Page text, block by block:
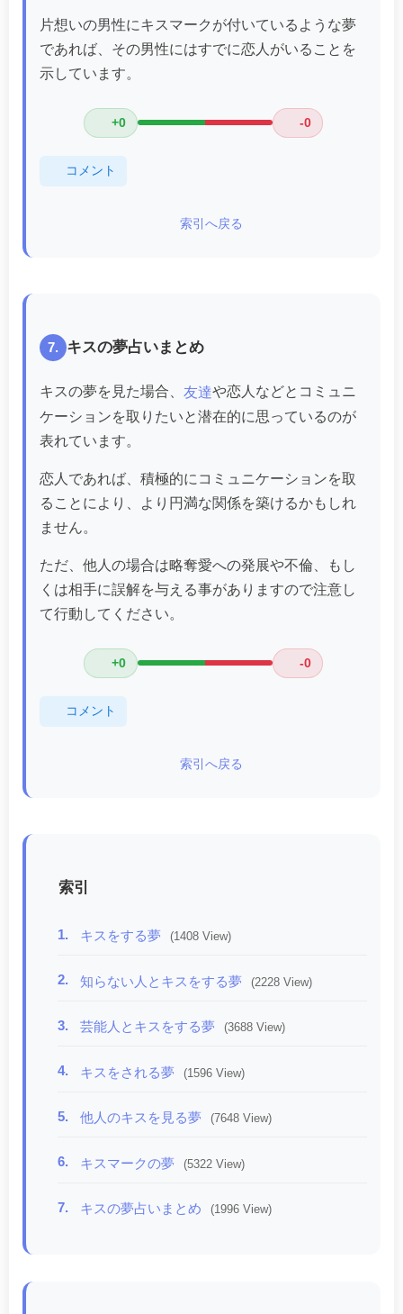
片想いの男性にキスマークが付いているような夢
であれば、その男性にはすでに恋人がいることを
示しています。
+0 -0
コメント
索引へ戻る
7. キスの夢占いまとめ
キスの夢を見た場合、 友達や恋人などとコミュニ
ケーションを取りたいと潜在的に思っているのが
表れています。
恋人であれば、積極的にコミュニケーションを取
ることにより、より円満な関係を築けるかもしれ
ません。
ただ、他人の場合は略奪愛への発展や不倫、もし
くは相手に誤解を与える事がありますので注意し
て行動してください。
+0 -0
コメント
索引へ戻る
索引
1. キスをする夢 (1408 View)
2. 知らない人とキスをする夢 (2228 View)
3. 芸能人とキスをする夢 (3688 View)
4. キスをされる夢 (1596 View)
5. 他人のキスを見る夢 (7648 View)
6. キスマークの夢 (5322 View)
7. キスの夢占いまとめ (1996 View)